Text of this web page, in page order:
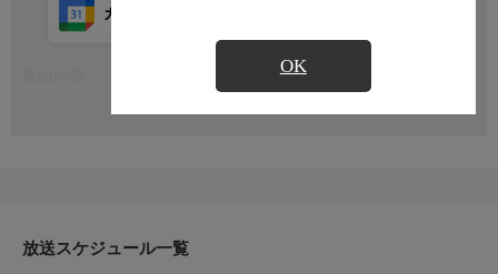
OK
カレンダー登録
方を応援する活動です。
放送スケジュール一覧